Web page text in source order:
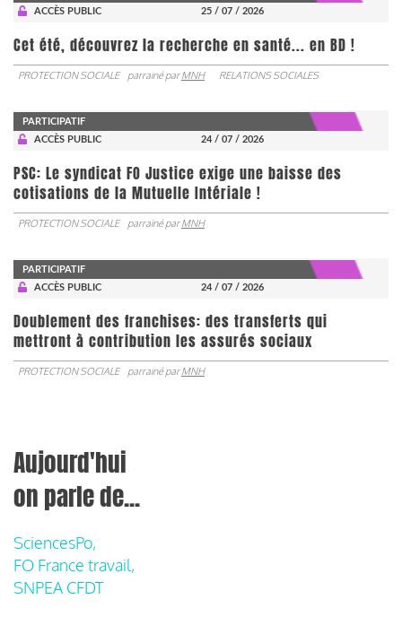
ACCÈS PUBLIC
25 / 07 / 2026
Cet été, découvrez la recherche en santé... en BD !
PROTECTION SOCIALE parrainé parMNH RELATIONS SOCIALES
PARTICIPATIF
ACCÈS PUBLIC
24 / 07 / 2026
PSC: Le syndicat FO Justice exige une baisse des
cotisations de la Mutuelle Intériale !
PROTECTION SOCIALE parrainé parMNH
PARTICIPATIF
ACCÈS PUBLIC
24 / 07 / 2026
Doublement des franchises: des transferts qui
mettront à contribution les assurés sociaux
PROTECTION SOCIALE parrainé parMNH
Aujourd'hui
on parle de...
SciencesPo,
FO France travail,
SNPEA CFDT